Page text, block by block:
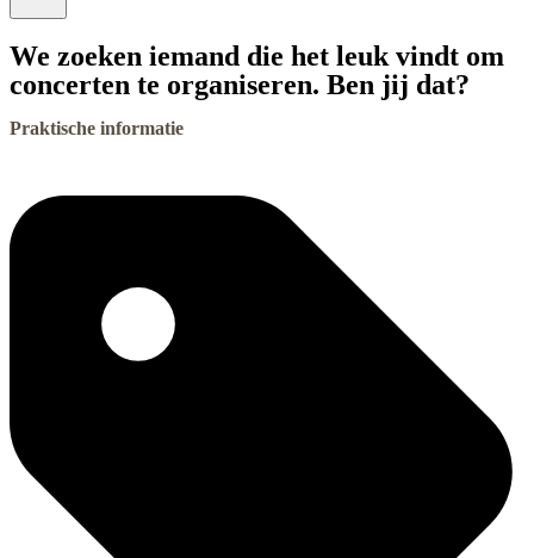
We zoeken iemand die het leuk vindt om
concerten te organiseren. Ben jij dat?
Praktische informatie